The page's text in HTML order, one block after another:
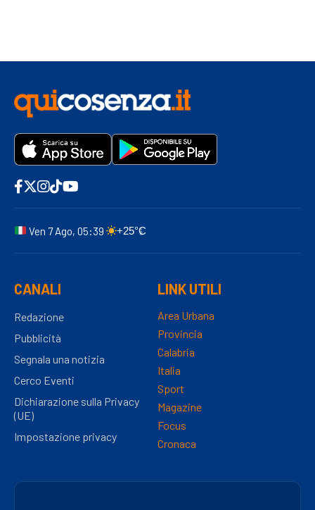
Ven 7 Ago, 05:39 +25°C
CANALI
Redazione
Pubblicità
Segnala una notizia
Cerco Eventi
Dichiarazione sulla Privacy
(UE)
Impostazione privacy
LINK UTILI
Area Urbana
Provincia
Calabria
Italia
Sport
Magazine
Focus
Cronaca